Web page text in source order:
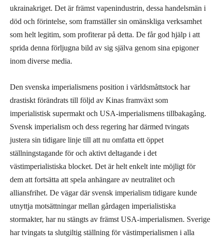
ukrainakriget. Det är främst vapenindustrin, dessa handelsmän i
död och förintelse, som framställer sin omänskliga verksamhet
som helt legitim, som profiterar på detta. De får god hjälp i att
sprida denna förljugna bild av sig själva genom sina epigoner
inom diverse media.
Den svenska imperialismens position i världsmåttstock har
drastiskt förändrats till följd av Kinas framväxt som
imperialistisk supermakt och USA-imperialismens tillbakagång.
Svensk imperialism och dess regering har därmed tvingats
justera sin tidigare linje till att nu omfatta ett öppet
ställningstagande för och aktivt deltagande i det
västimperialistiska blocket. Det är helt enkelt inte möjligt för
dem att fortsätta att spela anhängare av neutralitet och
alliansfrihet. De vägar där svensk imperialism tidigare kunde
utnyttja motsättningar mellan gårdagen imperialistiska
stormakter, har nu stängts av främst USA-imperialismen. Sverige
har tvingats ta slutgiltig ställning för västimperialismen i alla